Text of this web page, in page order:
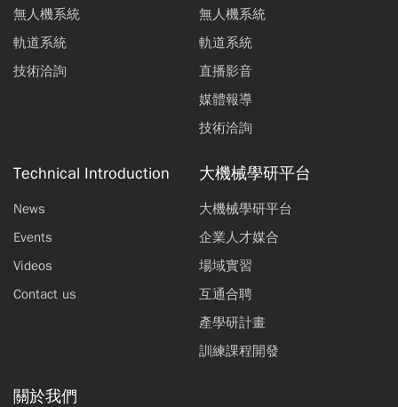
無人機系統
軌道系統
技術洽詢
無人機系統
軌道系統
直播影音
媒體報導
技術洽詢
Technical Introduction
News
Events
Videos
Contact us
大機械學研平台
大機械學研平台
企業人才媒合
場域實習
互通合聘
產學研計畫
訓練課程開發
關於我們